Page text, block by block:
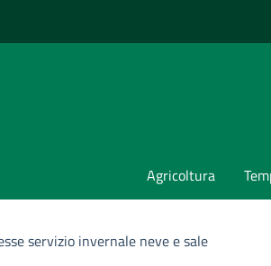
Agricoltura
servizio invernale neve e sale